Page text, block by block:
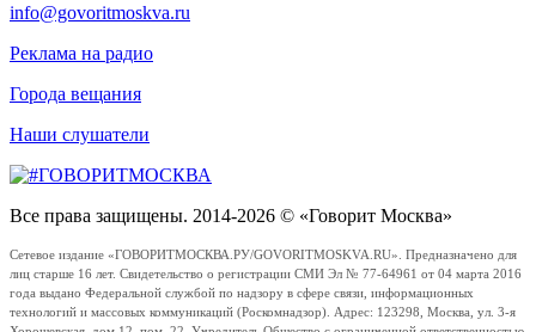
info@govoritmoskva.ru
Реклама на радио
Города вещания
Наши слушатели
Все права защищены. 2014-2026 © «Говорит Москва»
Сетевое издание «ГОВОРИТМОСКВА.РУ/GOVORITMOSKVA.RU». Предназначено для
лиц старше 16 лет. Свидетельство о регистрации СМИ Эл № 77-64961 от 04 марта 2016
года выдано Федеральной службой по надзору в сфере связи, информационных
технологий и массовых коммуникаций (Роскомнадзор). Адрес: 123298, Москва, ул. 3-я